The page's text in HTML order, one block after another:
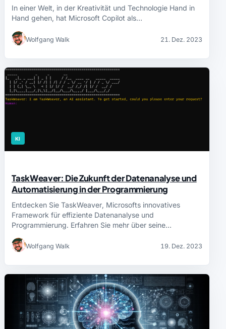
In einer Welt, in der Kreativität und Technologie Hand in
Hand gehen, hat Microsoft Copilot als…
Wolfgang Walk 21. Dez. 2023
KI
TaskWeaver: Die Zukunft der Datenanalyse und
Automatisierung in der Programmierung
Entdecken Sie TaskWeaver, Microsofts innovatives
Framework für effiziente Datenanalyse und
Programmierung. Erfahren Sie mehr über seine…
Wolfgang Walk 19. Dez. 2023